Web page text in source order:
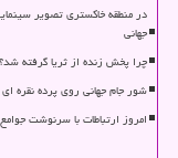
در منطقه خاکستری تصویر
جهانی
چرا پخش زنده از ثریا گرفته شد؟
شور جام جهانی روی پرده نقره ای
امروز ارتباطات با سرنوشت